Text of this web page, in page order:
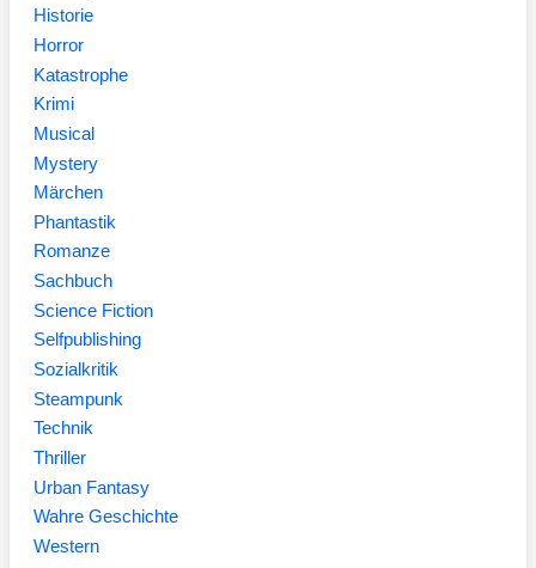
Historie
Horror
Katastrophe
Krimi
Musical
Mystery
Märchen
Phantastik
Romanze
Sachbuch
Science Fiction
Selfpublishing
Sozialkritik
Steampunk
Technik
Thriller
Urban Fantasy
Wahre Geschichte
Western